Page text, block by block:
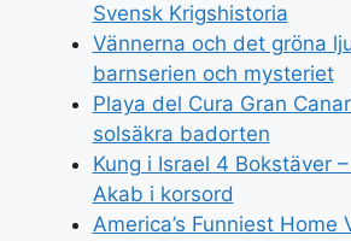
Svensk Krigshistoria
Vännerna och det gröna
barnserien och mysteriet
Playa del Cura Gran
solsäkra badorten
Kung i Israel 4 Bokstäver
Akab i korsord
America’s Funniest Home